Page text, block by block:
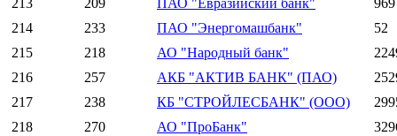
213 209 ПАО "Евразийский банк"
969
214
233 ПАО "Энергомашбанк"
52
215
218 АО "Народный банк"
216
257 АКБ "АКТИВ БАНК" (ПАО)
217
238 КБ "СТРОЙЛЕСБАНК" (ООО)
218
270 АО "ПроБанк"